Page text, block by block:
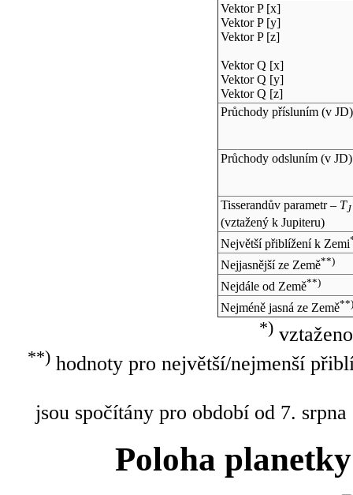
Vektor P [x]
Vektor P [y]
Vektor P [z]
Vektor Q [x]
Vektor Q [y]
Vektor Q [z]
Průchody přísluním (v JD)
Průchody odsluním (v JD)
Tisserandův parametr – TJ
(vztažený k Jupiteru)
Největší přiblížení k Zemi
Nejjasnější ze Země**)
Nejdále od Země**)
Nejméně jasná ze Země**)
*)
**)hodnoty pro největší/nejmenší
jsou spočítány pro období od 7.
Poloha